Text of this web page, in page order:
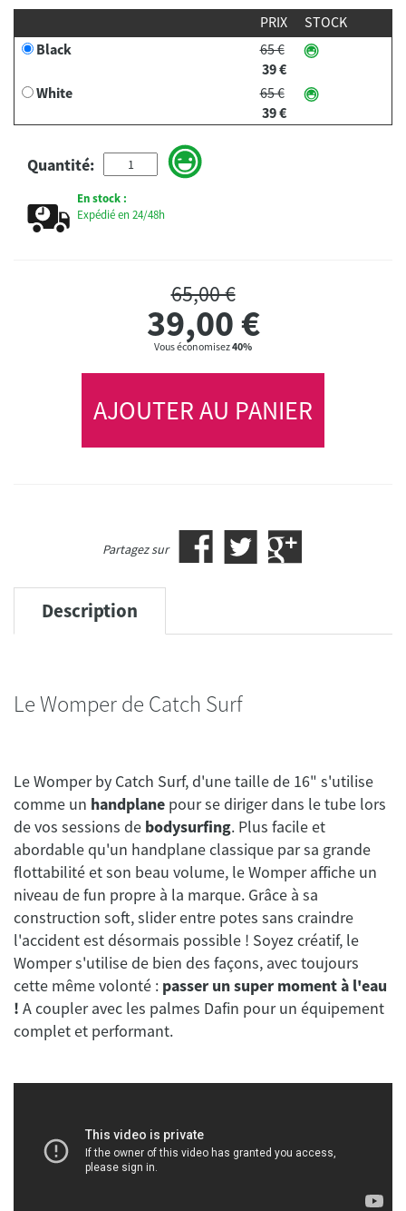
PRIX
STOCK
Black
65 €
39 €
White
65 €
39 €
Quantité:
En stock :
Expédié en 24/48h
65,00 €
39,00€
Vous économisez40%
AJOUTER AU PANIER
Partagez sur
Description
Le Womper de Catch Surf
Le Womper by Catch Surf, d'une taille de 16" s'utilise
comme un handplane pour se diriger dans le tube lors
de vos sessions de bodysurfing. Plus facile et
abordable qu'un handplane classique par sa grande
flottabilité et son beau volume, le Womper affiche un
niveau de fun propre à la marque. Grâce à sa
construction soft, slider entre potes sans craindre
l'accident est désormais possible ! Soyez créatif, le
Womper s'utilise de bien des façons, avec toujours
cette même volonté : passer un super moment à l'eau
! A coupler avec les palmes Dafin pour un équipement
complet et performant.